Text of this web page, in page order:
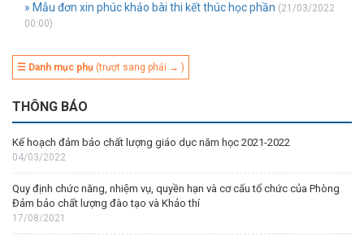
» Mẫu đơn xin phúc khảo bài thi kết thúc học phần (21/03/2022
00:00)
☰ Danh mục phụ (trượt sang phải → )
THÔNG BÁO
Kế hoạch đảm bảo chất lượng giáo dục năm học 2021-2022
04/03/2022
Quy định chức năng, nhiệm vụ, quyền hạn và cơ cấu tổ chức của Phòng
Đảm bảo chất lượng đào tạo và Khảo thí
17/08/2021